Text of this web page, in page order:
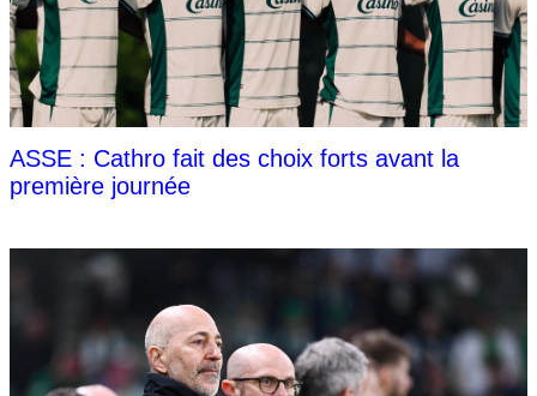
ASSE : Cathro fait des choix forts avant la
première journée